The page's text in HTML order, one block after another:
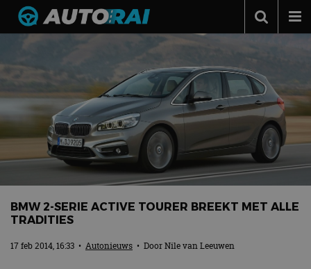
Autonieuws
Podcast
Autotests
Automerken
Adverteren
MotorRAI.nl
BMW 2-SERIE ACTIVE TOURER BREEKT MET ALLE
TRADITIES
17 feb 2014, 16:33 • Autonieuws • DoorNile van Leeuwen